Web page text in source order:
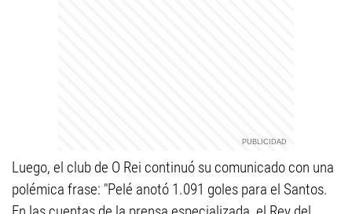
Luego, el club de O Rei continuó su comunicado con una
polémica frase: "Pelé anotó 1.091 goles para el Santos.